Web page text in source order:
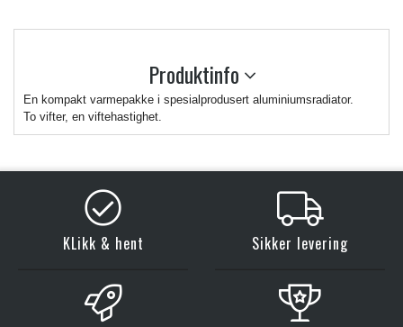
Produktinfo
En kompakt varmepakke i spesialprodusert aluminiumsradiator.
To vifter, en viftehastighet.
KLikk & hent Sikker levering